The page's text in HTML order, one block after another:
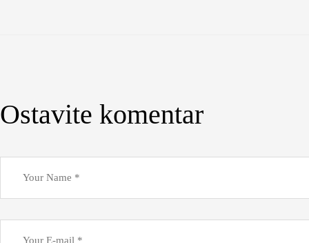
Ostavite komentar